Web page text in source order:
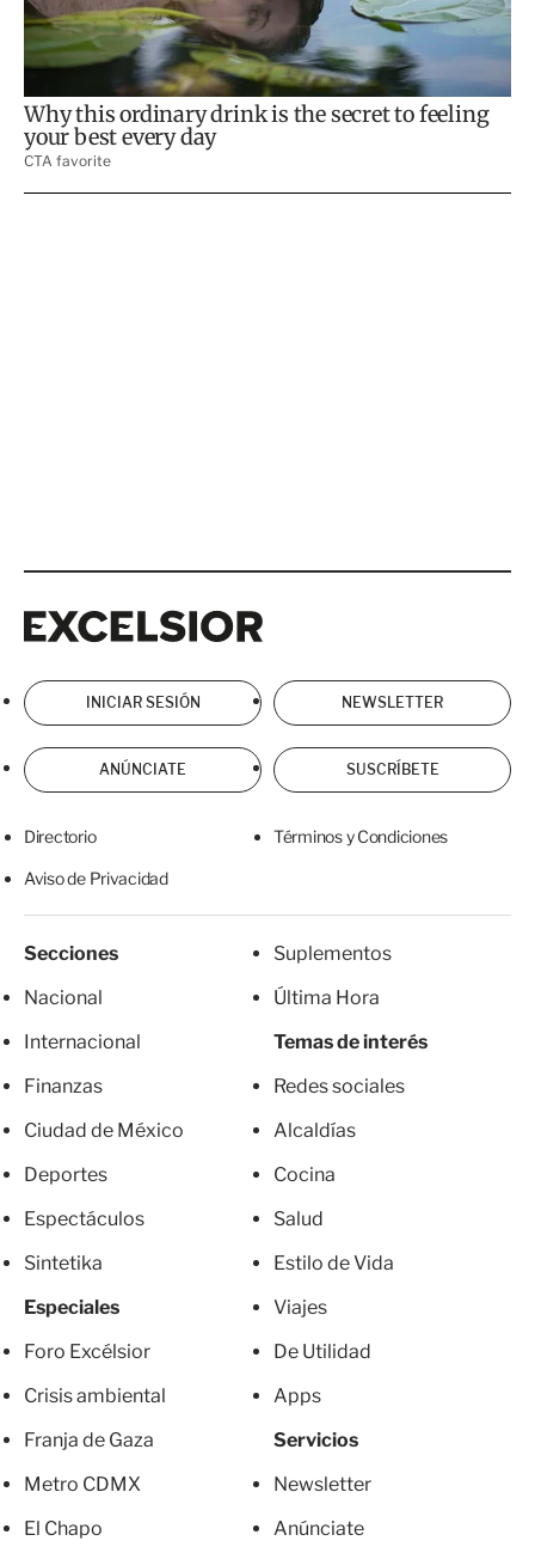
INICIAR SESIÓN NEWSLETTER
ANÚNCIATE SUSCRÍBETE
Directorio Términos y Condiciones
Aviso de Privacidad
Secciones
Nacional
Internacional
Finanzas
Ciudad de México
Deportes
Espectáculos
Sintetika
Especiales
Foro Excélsior
Crisis ambiental
Franja de Gaza
Metro CDMX
El Chapo
Suplementos
Última Hora
Temas de interés
Redes sociales
Alcaldías
Cocina
Salud
Estilo de Vida
Viajes
De Utilidad
Apps
Servicios
Newsletter
Anúnciate